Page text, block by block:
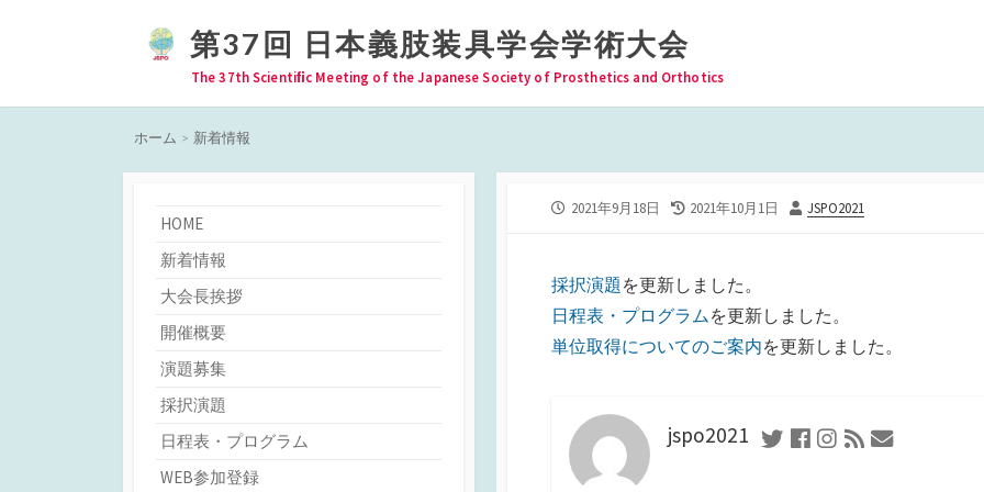
第37回 日本義肢装具学会学術大会
The 37th Scientiﬁc Meeting of the Japanese Society of Prosthetics and Orthotics
ホーム > 新着情報
公
2021年9月18日
最
日
2021年10月1日
投
JSPO2021
採択演題を更新しました。
日程表・プログラムを更新しました。
単位取得についてのご案内を更新しました。
jspo2021 TwitterFacebook
Instagram
RSS お
HOME
新着情報
大会長挨拶
開催概要
演題募集
採択演題
日程表・プログラム
WEB参加登録